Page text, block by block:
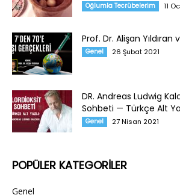
Oğlumla Tecrübelerim 11
Prof. Dr. Alişan Yıldıran
Genel 26 Şubat 2021
DR. Andreas Ludwig
Sohbeti — Türkçe Alt
Genel 27 Nisan 2021
POPÜLER KATEGORİLER
Genel